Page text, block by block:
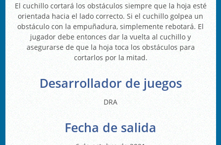
El cuchillo cortará los obstáculos siempre que la hoja esté
orientada hacia el lado correcto. Si el cuchillo golpea un
obstáculo con la empuñadura, simplemente rebotará. El
jugador debe entonces dar la vuelta al cuchillo y
asegurarse de que la hoja toca los obstáculos para
cortarlos por la mitad.
Desarrollador de juegos
DRA
Fecha de salida